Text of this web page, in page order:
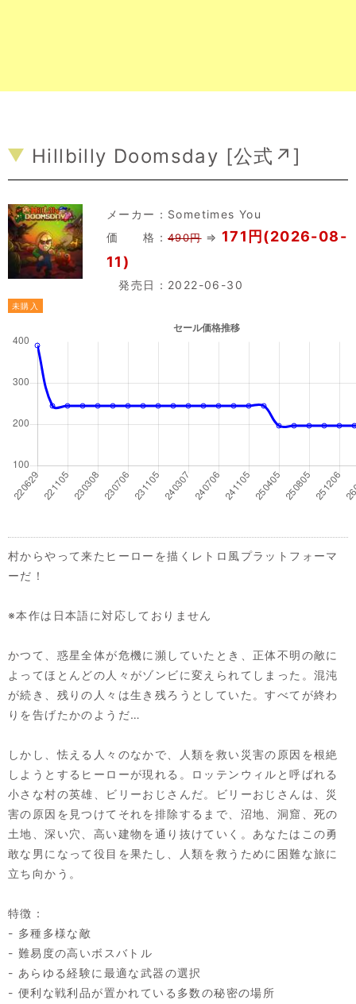
Hillbilly Doomsday [公式↗]
メーカー： Sometimes You
価 格： 490円⇒ 171円(2026-08-
11)
発売日：2022-06-30
未購入
村からやって来たヒーローを描くレトロ風プラットフォーマ
ーだ！
※本作は日本語に対応しておりません
かつて、惑星全体が危機に瀕していたとき、正体不明の敵に
よってほとんどの人々がゾンビに変えられてしまった。混沌
が続き、残りの人々は生き残ろうとしていた。すべてが終わ
りを告げたかのようだ…
しかし、怯える人々のなかで、人類を救い災害の原因を根絶
しようとするヒーローが現れる。ロッテンウィルと呼ばれる
小さな村の英雄、ビリーおじさんだ。ビリーおじさんは、災
害の原因を見つけてそれを排除するまで、沼地、洞窟、死の
土地、深い穴、高い建物を通り抜けていく。あなたはこの勇
敢な男になって役目を果たし、人類を救うために困難な旅に
立ち向かう。
特徴：
- 多種多様な敵
- 難易度の高いボスバトル
- あらゆる経験に最適な武器の選択
- 便利な戦利品が置かれている多数の秘密の場所